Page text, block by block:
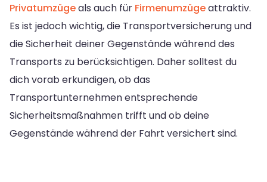
Privatumzügeals auch für Firmenumzügeattraktiv.
Es ist jedoch wichtig, die Transportversicherung und
die Sicherheit deiner Gegenstände während des
Transports zu berücksichtigen. Daher solltest du
dich vorab erkundigen, ob das
Transportunternehmen entsprechende
Sicherheitsmaßnahmen trifft und ob deine
Gegenstände während der Fahrt versichert sind.